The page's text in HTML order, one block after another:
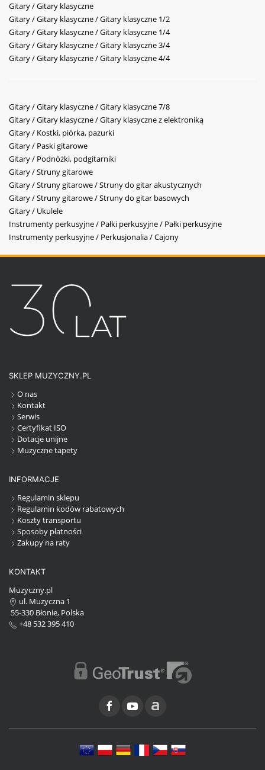
Gitary / Gitary klasyczne
Gitary / Gitary klasyczne / Gitary klasyczne 1/2
Gitary / Gitary klasyczne / Gitary klasyczne 1/4
Gitary / Gitary klasyczne / Gitary klasyczne 3/4
Gitary / Gitary klasyczne / Gitary klasyczne 4/4
Gitary / Gitary klasyczne / Gitary klasyczne 7/8
Gitary / Gitary klasyczne / Gitary klasyczne z elektroniką
Gitary / Kostki, piórka, pazurki
Gitary / Paski gitarowe
Gitary / Podnóżki, podgitarniki
Gitary / Struny gitarowe
Gitary / Struny gitarowe / Struny do gitar akustycznych
Gitary / Struny gitarowe / Struny do gitar basowych
Gitary / Ukulele
Instrumenty perkusyjne / Pałki perkusyjne / Pałki perkusyjne
Instrumenty perkusyjne / Perkusjonalia / Cajony
SKLEP MUZYCZNY.PL
O nas
Kontakt
Serwis
Certyfikat ISO
Dotacje unijne
Muzyczne tapety
INFORMACJE
Regulamin sklepu
Regulamin kodów rabatowych
Koszty transportu
Sposoby płatności
Zakupy na raty
KONTAKT
Muzyczny.pl
ul. Muzyczna 1
55-330 Błonie, Polska
+48 532 395 410